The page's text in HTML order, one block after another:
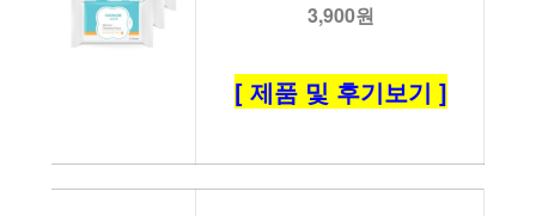
3,900원
[ 제품 및 후기보기 ]